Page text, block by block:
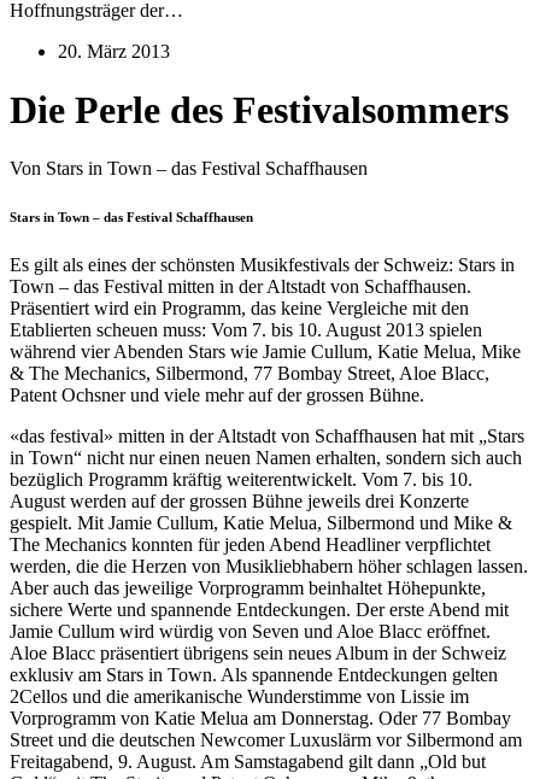
Hoffnungsträger der…
20. März 2013
Die Perle des Festivalsommers
Von Stars in Town – das Festival Schaffhausen
Stars in Town – das Festival Schaffhausen
Es gilt als eines der schönsten Musikfestivals der Schweiz: Stars in
Town – das Festival mitten in der Altstadt von Schaffhausen.
Präsentiert wird ein Programm, das keine Vergleiche mit den
Etablierten scheuen muss: Vom 7. bis 10. August 2013 spielen
während vier Abenden Stars wie Jamie Cullum, Katie Melua, Mike
& The Mechanics, Silbermond, 77 Bombay Street, Aloe Blacc,
Patent Ochsner und viele mehr auf der grossen Bühne.
«das festival» mitten in der Altstadt von Schaffhausen hat mit „Stars
in Town“ nicht nur einen neuen Namen erhalten, sondern sich auch
bezüglich Programm kräftig weiterentwickelt. Vom 7. bis 10.
August werden auf der grossen Bühne jeweils drei Konzerte
gespielt. Mit Jamie Cullum, Katie Melua, Silbermond und Mike &
The Mechanics konnten für jeden Abend Headliner verpflichtet
werden, die die Herzen von Musikliebhabern höher schlagen lassen.
Aber auch das jeweilige Vorprogramm beinhaltet Höhepunkte,
sichere Werte und spannende Entdeckungen. Der erste Abend mit
Jamie Cullum wird würdig von Seven und Aloe Blacc eröffnet.
Aloe Blacc präsentiert übrigens sein neues Album in der Schweiz
exklusiv am Stars in Town. Als spannende Entdeckungen gelten
2Cellos und die amerikanische Wunderstimme von Lissie im
Vorprogramm von Katie Melua am Donnerstag. Oder 77 Bombay
Street und die deutschen Newcomer Luxuslärm vor Silbermond am
Freitagabend, 9. August. Am Samstagabend gilt dann „Old but